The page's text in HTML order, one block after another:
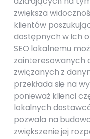
zwiększa
klientów
dostępnych w ich
SEO lokalnemu
zainteresowanych
związanych z
przekłada się na
ponieważ klienci
lokalnych
pozwala na
zwiększenie jej